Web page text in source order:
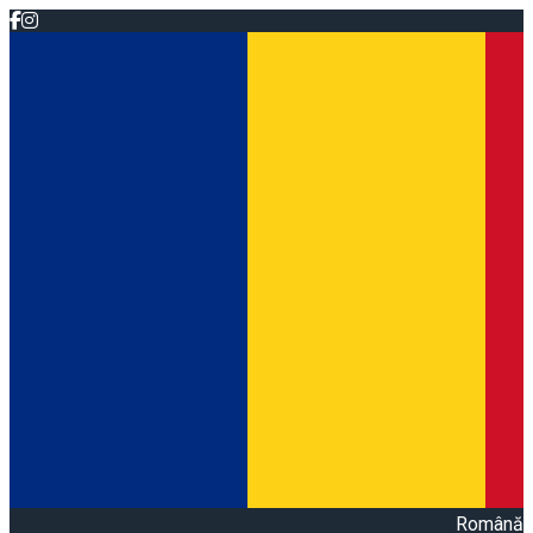
Română